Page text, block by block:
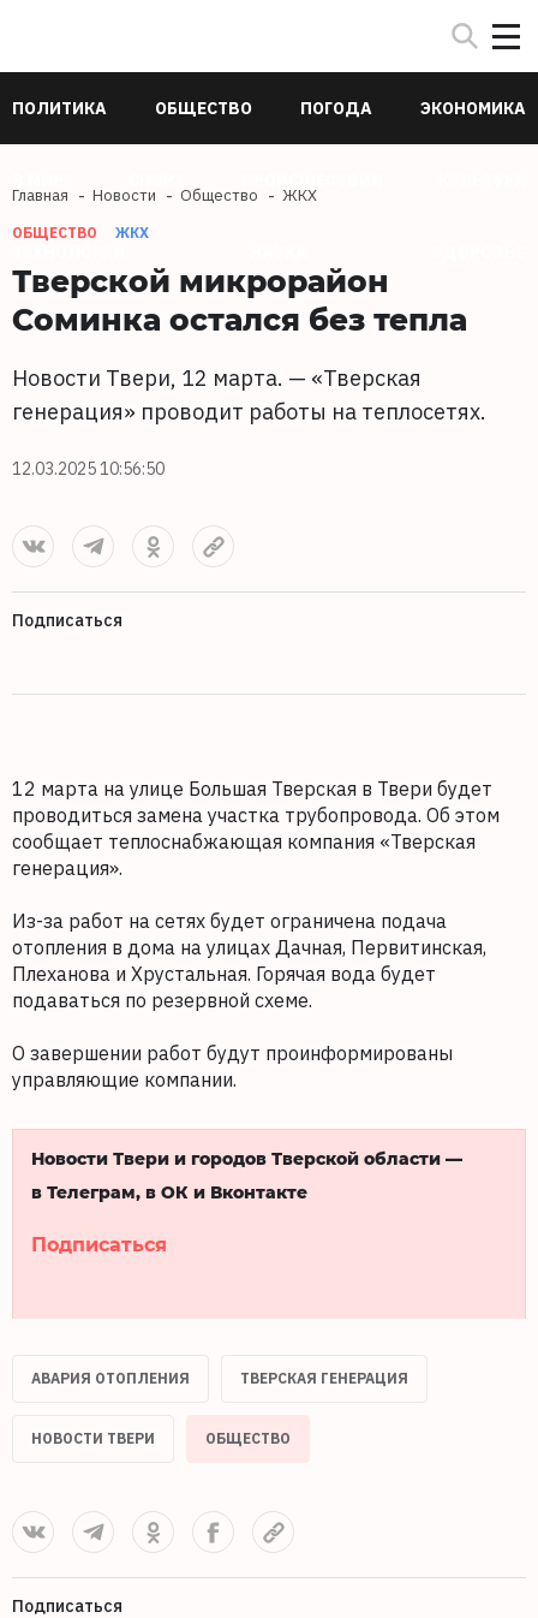
ПОЛИТИКА ОБЩЕСТВО ПОГОДА ЭКОНОМИКА
Главная Новости Общество ЖКХ
ОБЩЕСТВО ЖКХ
Тверской микрорайон
Соминка остался без тепла
Новости Твери, 12 марта. — «Тверская
генерация» проводит работы на теплосетях.
12.03.2025 10:56:50
Подписаться
12 марта на улице Большая Тверская в Твери будет
проводиться замена участка трубопровода. Об этом
сообщает теплоснабжающая компания «Тверская
генерация».
Из-за работ на сетях будет ограничена подача
отопления в дома на улицах Дачная, Первитинская,
Плеханова и Хрустальная. Горячая вода будет
подаваться по резервной схеме.
О завершении работ будут проинформированы
управляющие компании.
Новости Твери и городов Тверской области —
в Телеграм, в ОК и Вконтакте
Подписаться
АВАРИЯ ОТОПЛЕНИЯ ТВЕРСКАЯ ГЕНЕРАЦИЯ
НОВОСТИ ТВЕРИ ОБЩЕСТВО
Подписаться